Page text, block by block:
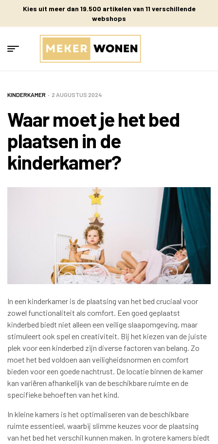
Kies uit meer dan 19.500 artikelen van 11 verschillende
webshops
KINDERKAMER 2 AUGUSTUS 2024
Waar moet je het bed
plaatsen in de
kinderkamer?
In een kinderkamer is de plaatsing van het bed cruciaal voor
zowel functionaliteit als comfort. Een goed geplaatst
kinderbed biedt niet alleen een veilige slaapomgeving, maar
stimuleert ook spel en creativiteit. Bij het kiezen van de juiste
plek voor een kinderbed zijn diverse factoren van belang. Zo
moet het bed voldoen aan veiligheidsnormen en comfort
bieden voor een goede nachtrust. De locatie binnen de kamer
kan variëren afhankelijk van de beschikbare ruimte en de
specifieke behoeften van het kind.
In kleine kamers is het optimaliseren van de beschikbare
ruimte essentieel, waarbij slimme keuzes voor de plaatsing
van het bed het verschil kunnen maken. In grotere kamers biedt